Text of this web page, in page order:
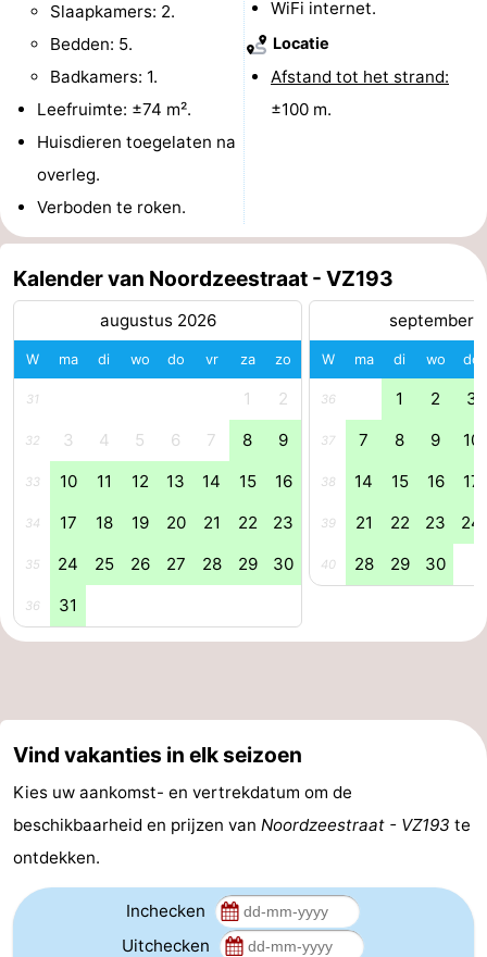
Forum
Reisboekenwinkel
Nieuws
Route
-
Parkeren
Medische
Zeeland
Veere
Domburg
Zoutelande
-
Middelburg
Zeeuws-
Vlaanderen
-
Nieuwvliet
-
Breskens
-
Sluis
-
Slaapkamers: 2.
Bedden: 5.
Badkamers: 1.
Leefruimte: ±74 m².
Huisdieren toegelaten na
overleg.
Verboden te roken.
WiFi internet.
Locatie
Afstand tot het strand:
±100 m.
Kalender van Noordzeestraat - VZ193
augustus 2026
W ma di wo do vr za zo
31 1 2
32 3 4 5 6 7 8 9
33 10 11 12 13 14 15 16
34 17 18 19 20 21 22 23
35 24 25 26 27 28 29 30
36 31
september
W ma di wo do
36 1 2 3
37 7 8 9 10
38 14 15 16 17
39 21 22 23 24
40 28 29 30
Vind vakanties in elk seizoen
Kies uw aankomst- en vertrekdatum om de
beschikbaarheid en prijzen van Noordzeestraat - VZ193 te
ontdekken.
Inchecken
Uitchecken